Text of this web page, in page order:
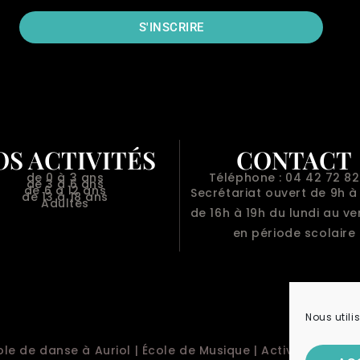
Nous
S'INSCRIRE
ACTIVITÉS
de 0 à 3 ans
de 3 à 6 ans
de 6 à 12 ans
de 13 à 18 ans
Adultes
CONTACT
Téléphone : 04 42 72
Secrétariat ouvert de 9h à
de 16h à 19h du lundi au
en période scolaire
de danse à Auriol | École de Musique |Activités